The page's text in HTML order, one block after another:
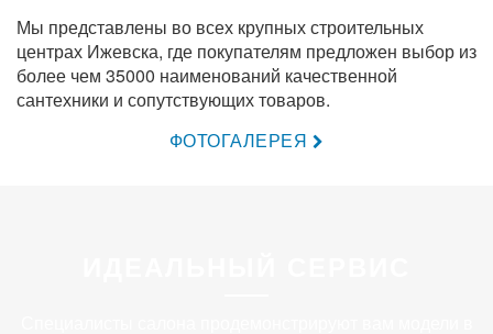
Мы представлены во всех крупных строительных
центрах Ижевска, где покупателям предложен выбор из
более чем 35000 наименований качественной
сантехники и сопутствующих товаров.
ФОТОГАЛЕРЕЯ